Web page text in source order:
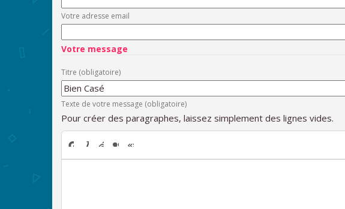
Votre adresse email
Votre message
Titre (obligatoire)
Texte de votre message (obligatoire)
Pour créer des paragraphes, laissez simplement des lignes vides.